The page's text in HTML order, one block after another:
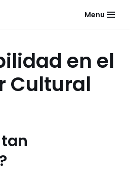
Menu
en el
Cultural